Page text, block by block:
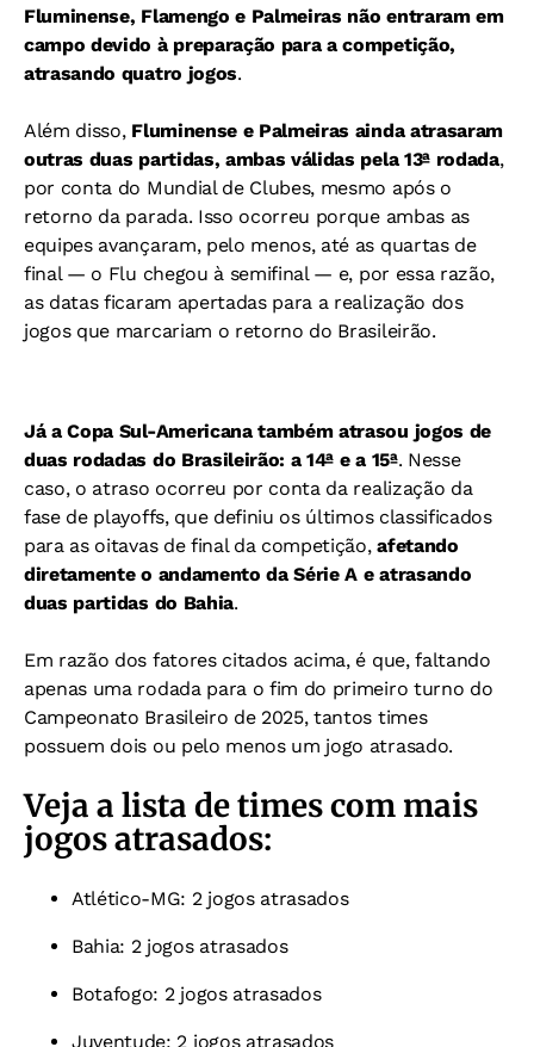
Fluminense, Flamengo e Palmeiras não entraram em
campo devido à preparação para a competição,
atrasando quatro jogos.
Além disso, Fluminense e Palmeiras ainda atrasaram
outras duas partidas, ambas válidas pela 13ª rodada,
por conta do Mundial de Clubes, mesmo após o
retorno da parada. Isso ocorreu porque ambas as
equipes avançaram, pelo menos, até as quartas de
final — o Flu chegou à semifinal — e, por essa razão,
as datas ficaram apertadas para a realização dos
jogos que marcariam o retorno do Brasileirão.
Já a Copa Sul-Americana também atrasou jogos de
duas rodadas do Brasileirão: a 14ª e a 15ª. Nesse
caso, o atraso ocorreu por conta da realização da
fase de playoffs, que definiu os últimos classificados
para as oitavas de final da competição,afetando
diretamente o andamento da Série A e atrasando
duas partidas do Bahia.
Em razão dos fatores citados acima, é que, faltando
apenas uma rodada para o fim do primeiro turno do
Campeonato Brasileiro de 2025, tantos times
possuem dois ou pelo menos um jogo atrasado.
Veja a lista de times com mais
jogos atrasados:
Atlético-MG: 2 jogos atrasados
Bahia: 2 jogos atrasados
Botafogo: 2 jogos atrasados
Juventude: 2 jogos atrasados